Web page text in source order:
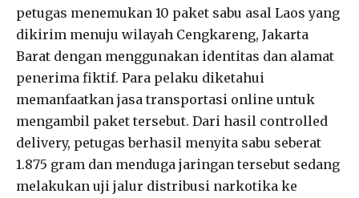
petugas menemukan 10 paket sabu asal Laos yang
dikirim menuju wilayah Cengkareng, Jakarta
Barat dengan menggunakan identitas dan alamat
penerima fiktif. Para pelaku diketahui
memanfaatkan jasa transportasi online untuk
mengambil paket tersebut. Dari hasil controlled
delivery, petugas berhasil menyita sabu seberat
1.875 gram dan menduga jaringan tersebut sedang
melakukan uji jalur distribusi narkotika ke